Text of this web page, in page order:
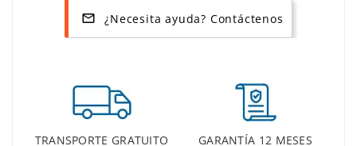
mail_outline ¿Necesita ayuda? Contáctenos
TRANSPORTE GRATUITO GARANTÍA 12 MESES